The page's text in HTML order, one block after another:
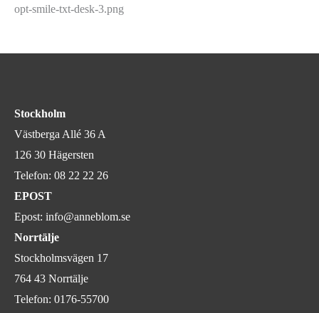
Stockholm
Västberga Allé 36 A
126 30 Hägersten
Telefon: 08 22 22 26
EPOST
Epost: info@anneblom.se
Norrtälje
Stockholmsvägen 17
764 43 Norrtälje
Telefon: 0176-55700